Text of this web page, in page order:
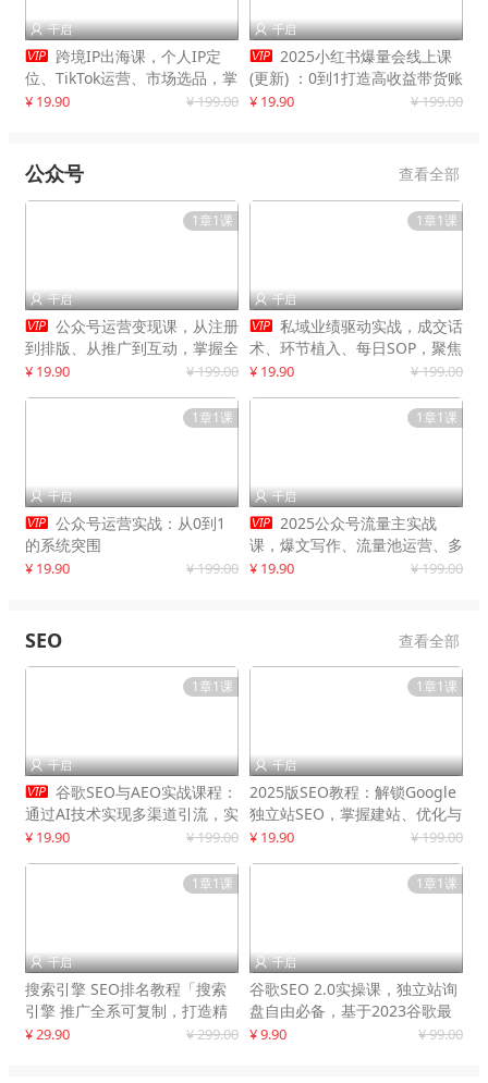
 千启
 跨境IP出海课，个人IP定
位、TikTok运营、市场选品，掌
握核心闭环，实现月入1万美金
¥ 19.90 ¥ 199.00
 千启
 2025小红书爆量会线上课
(更新) ：0到1打造高收益带货账
号，靠小红书带货年入100w？
¥ 19.90 ¥ 199.00
公众号 查看全部
1章1课
 千启
 公众号运营变现课，从注册
到排版、从推广到互动，掌握全
流程，开启个人品牌月入
¥ 19.90 ¥ 199.00
1章1课
 千启
 私域业绩驱动实战，成交话
术、环节植入、每日SOP，聚焦
增长，驱动营收持续突破
¥ 19.90 ¥ 199.00
1章1课
 千启
 公众号运营实战：从0到1
的系统突围
¥ 19.90 ¥ 199.00
1章1课
 千启
 2025公众号流量主实战
课，爆文写作、流量池运营、多
平台分发，新手日入千元月赚5
¥ 19.90 ¥ 199.00
SEO 查看全部
1章1课
 千启
 谷歌SEO与AEO实战课程：
通过AI技术实现多渠道引流，实
现网站流量增长300%
¥ 19.90 ¥ 199.00
1章1课
 千启
2025版SEO教程：解锁Google
独立站SEO，掌握建站、优化与
变现技巧
¥ 19.90 ¥ 199.00
1章1课
 千启
搜索引擎 SEO排名教程「搜索
引擎 推广全系可复制，打造精
准被动流量系统
¥ 29.90 ¥ 299.00
1章1课
 千启
谷歌SEO 2.0实操课，独立站询
盘自由必备，基于2023谷歌最
新算法录制
¥ 9.90 ¥ 99.00